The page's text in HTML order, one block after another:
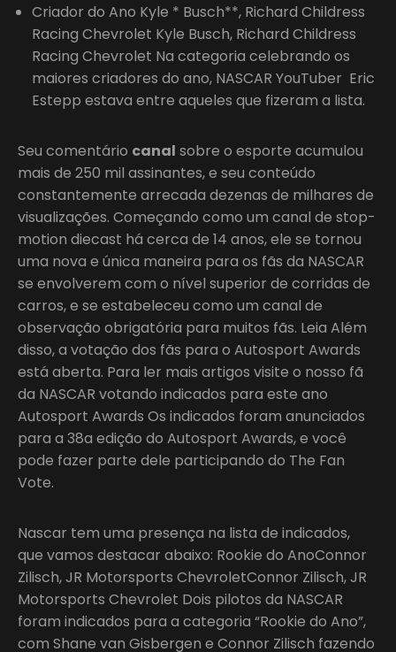
Criador do Ano Kyle * Busch**, Richard Childress
Racing Chevrolet Kyle Busch, Richard Childress
Racing Chevrolet Na categoria celebrando os
maiores criadores do ano, NASCAR YouTuber Eric
Estepp estava entre aqueles que fizeram a lista.
Seu comentário canal sobre o esporte acumulou
mais de 250 mil assinantes, e seu conteúdo
constantemente arrecada dezenas de milhares de
visualizações. Começando como um canal de stop-
motion diecast há cerca de 14 anos, ele se tornou
uma nova e única maneira para os fãs da NASCAR
se envolverem com o nível superior de corridas de
carros, e se estabeleceu como um canal de
observação obrigatória para muitos fãs. Leia Além
disso, a votação dos fãs para o Autosport Awards
está aberta. Para ler mais artigos visite o nosso fã
da NASCAR votando indicados para este ano
Autosport Awards Os indicados foram anunciados
para a 38a edição do Autosport Awards, e você
pode fazer parte dele participando do The Fan
Vote.
Nascar tem uma presença na lista de indicados,
que vamos destacar abaixo: Rookie do AnoConnor
Zilisch, JR Motorsports ChevroletConnor Zilisch, JR
Motorsports Chevrolet Dois pilotos da NASCAR
foram indicados para a categoria “Rookie do Ano”,
com Shane van Gisbergen e Connor Zilisch fazendo